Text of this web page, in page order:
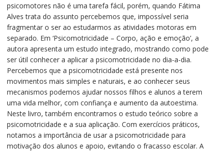
psicomotores não é uma tarefa fácil, porém, quando Fátima
Alves trata do assunto percebemos que, impossível seria
fragmentar o ser ao estudarmos as atividades motoras em
separado. Em ‘Psicomotricidade – Corpo, ação e emoção’, a
autora apresenta um estudo integrado, mostrando como pode
ser útil conhecer a aplicar a psicomotricidade no dia-a-dia.
Percebemos que a psicomotricidade está presente nos
movimentos mais simples e naturais, e ao conhecer seus
mecanismos podemos ajudar nossos filhos e alunos a terem
uma vida melhor, com confiança e aumento da autoestima.
Neste livro, também encontramos o estudo teórico sobre a
psicomotricidade e a sua aplicação. Com exercícios práticos,
notamos a importância de usar a psicomotricidade para
motivação dos alunos e apoio, evitando o fracasso escolar. A